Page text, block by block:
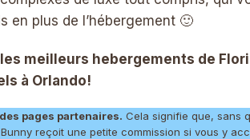
en plus de l’hébergement 🙂
meilleurs hebergements de
à Orlando!
pages partenaires. Cela signifie que, sans
reçoit une petite commission si vous y